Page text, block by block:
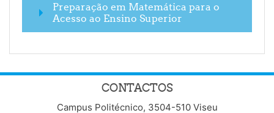
Preparação em Matemática para o
Acesso ao Ensino Superior
CONTACTOS
Campus Politécnico, 3504-510 Viseu